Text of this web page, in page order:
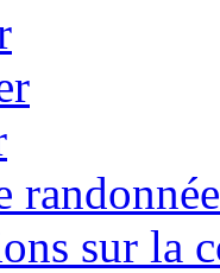
randonnée
sur la